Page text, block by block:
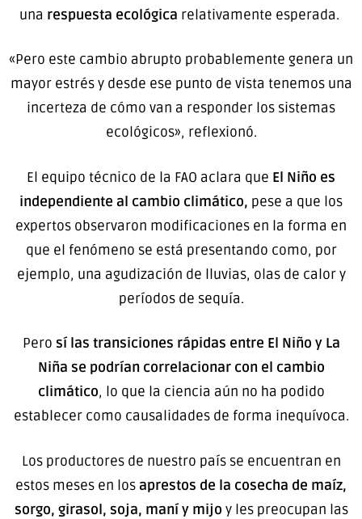
una respuesta ecológica relativamente esperada.
«Pero este cambio abrupto probablemente genera un
mayor estrés y desde ese punto de vista tenemos una
incerteza de cómo van a responder los sistemas
ecológicos», reflexionó.
El equipo técnico de la FAO aclara que El Niño es
independiente al cambio climático, pese a que los
expertos observaron modificaciones en la forma en
que el fenómeno se está presentando como, por
ejemplo, una agudización de lluvias, olas de calor y
períodos de sequía.
Pero sí las transiciones rápidas entre El Niño y La
Niña se podrían correlacionar con el cambio
climático, lo que la ciencia aún no ha podido
establecer como causalidades de forma inequívoca.
Los productores de nuestro país se encuentran en
estos meses en los aprestos de la cosecha de maíz,
sorgo, girasol, soja, maní y mijo y les preocupan las